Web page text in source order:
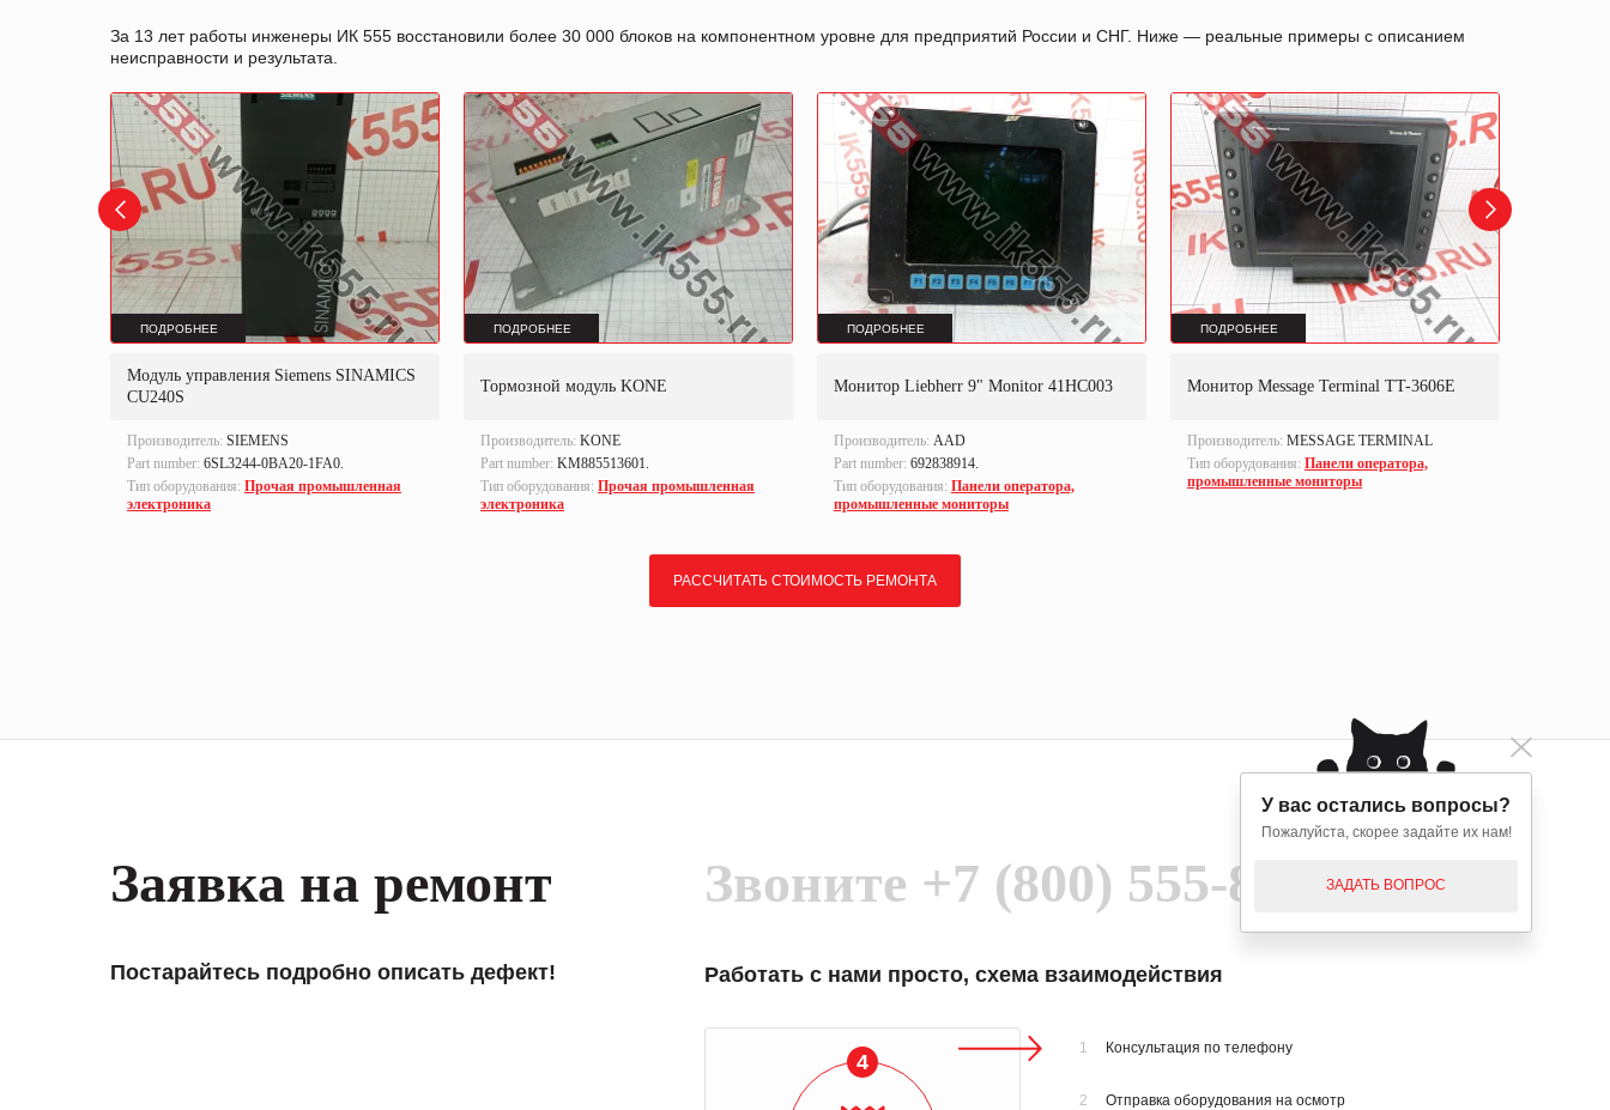
За 13 лет работы инженеры ИК 555 восстановили более 30 000 блоков на компонентном уровне для предприятий России и СНГ. Ниже — реальные примеры с описанием
неисправности и результата.
ПОДРОБНЕЕ
Модуль управления Siemens SINAMICS
CU240S
Производитель: SIEMENS
Part number: 6SL3244-0BA20-1FA0.
Тип оборудования: Прочая промышленная
электроника
ПОДРОБНЕЕ
Тормозной модуль KONE
Производитель: KONE
Part number: KM885513601.
Тип оборудования: Прочая промышленная
электроника
ПОДРОБНЕЕ
Монитор Liebherr 9" Monitor 41HC003
Производитель: AAD
Part number: 692838914.
Тип оборудования: Панели оператора,
промышленные мониторы
ПОДРОБНЕЕ
Монитор Message Terminal TT-3606E
Производитель: MESSAGE TERMINAL
Тип оборудования: Панели оператора,
промышленные мониторы
РАССЧИТАТЬ СТОИМОСТЬ РЕМОНТА
Заявка на ремонт
Постарайтесь подробно описать дефект!
Звоните +7 (800) 555-89-01
Работать с нами просто, схема взаимодействия
4
1 Консультация по телефону
2 Отправка оборудования на осмотр
У вас остались вопросы?
Пожалуйста, скорее задайте их нам!
ЗАДАТЬ ВОПРОС